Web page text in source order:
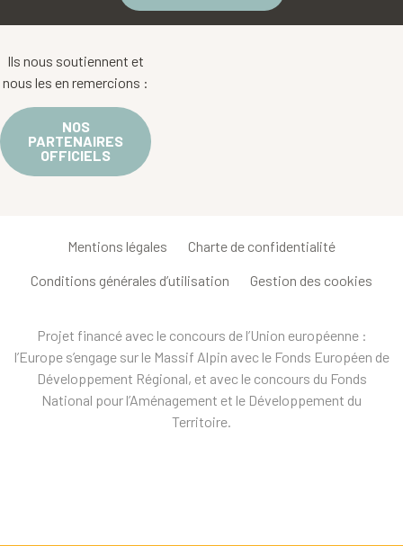
Ils nous soutiennent et
nous les en remercions :
NOS
PARTENAIRES
OFFICIELS
Mentions légales Charte de confidentialité
Conditions générales d’utilisation Gestion des cookies
Projet financé avec le concours de l’Union européenne :
l’Europe s’engage sur le Massif Alpin avec le Fonds Européen de
Développement Régional, et avec le concours du Fonds
National pour l’Aménagement et le Développement du
Territoire.